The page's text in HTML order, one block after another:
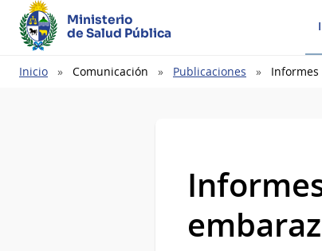
Ministerio
de Salud Pública
Ruta
Inicio Comunicación Publicaciones Informes